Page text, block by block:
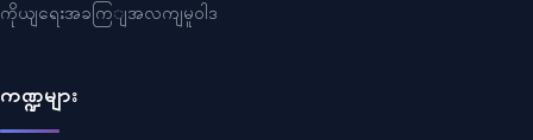
ကိုယျရေးအခကြျအလကျမူဝါဒ
ကဏ္ဍများ